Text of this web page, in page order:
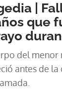
|
que
del
antes de la